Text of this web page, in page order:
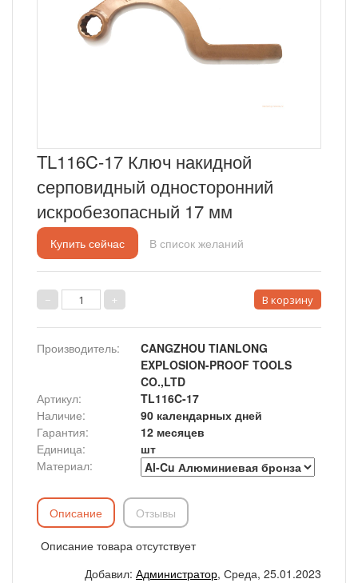
TL116C-17 Ключ накидной
серповидный односторонний
искробезопасный 17 мм
Купить сейчас В список желаний
Производитель:
CANGZHOU TIANLONG
EXPLOSION-PROOF TOOLS
CO.,LTD
Артикул:
TL116C-17
Наличие:
90 календарных дней
Гарантия:
12 месяцев
Единица:
шт
Материал:
Описание Отзывы
Описание товара отсутствует
Добавил: Администратор, Среда, 25.01.2023